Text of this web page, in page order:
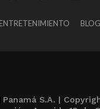
ENTRETENIMIENTO
Panamá S.A. |